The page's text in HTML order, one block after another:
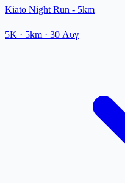
Kiato Night Run - 5km
5K · 5km · 30 Αυγ